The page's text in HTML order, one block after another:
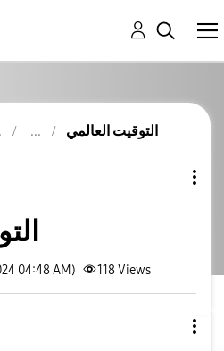
التوقيت العالمي
04:48 AM) 118Views